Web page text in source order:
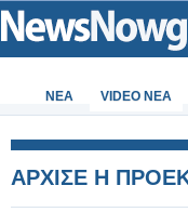
ΝΕΑ VIDEO NEA
AΡΧΙΣΕ Η